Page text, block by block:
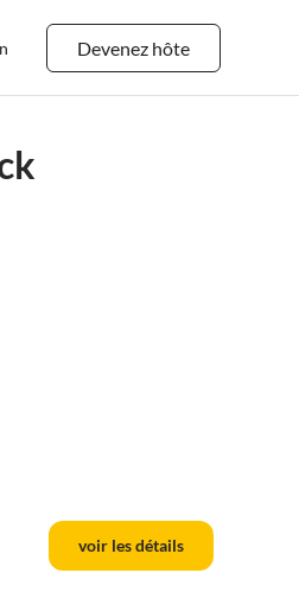
Devenez hôte
voir les détails